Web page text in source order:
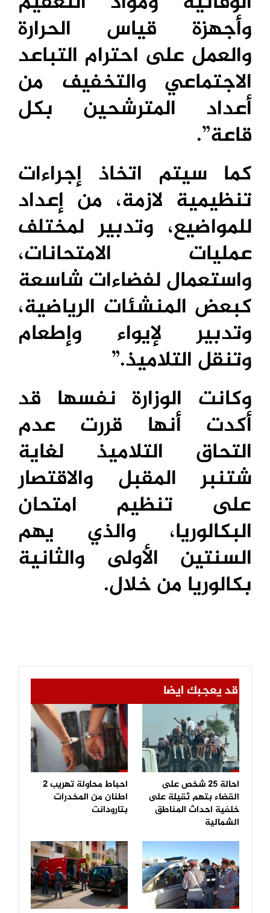
وأجهزة قياس الحرارة
والعمل على احترام التباعد
الاجتماعي والتخفيف من
أعداد المترشحين بكل
قاعة”.
كما سيتم اتخاذ إجراءات
تنظيمية لازمة، من إعداد
للمواضيع، وتدبير لمختلف
عمليات الامتحانات،
واستعمال لفضاءات شاسعة
كبعض المنشئات الرياضية،
وتدبير لإيواء وإطعام
وتنقل التلاميذ.”
وكانت الوزارة نفسها قد
أكدت أنها قررت عدم
التحاق التلاميذ لغاية
شتنبر المقبل والاقتصار
على تنظيم امتحان
البكالوريا، والذي يهم
السنتين الأولى والثانية
بكالوريا من خلال.
قد يعجبك ايضا
احالة 25 شخص على
القضاء بتهم ثقيلة على
خلفية احداث المناطق
الشمالية
احباط محاولة تهريب 2
اطنان من المخدرات
بتارودانت